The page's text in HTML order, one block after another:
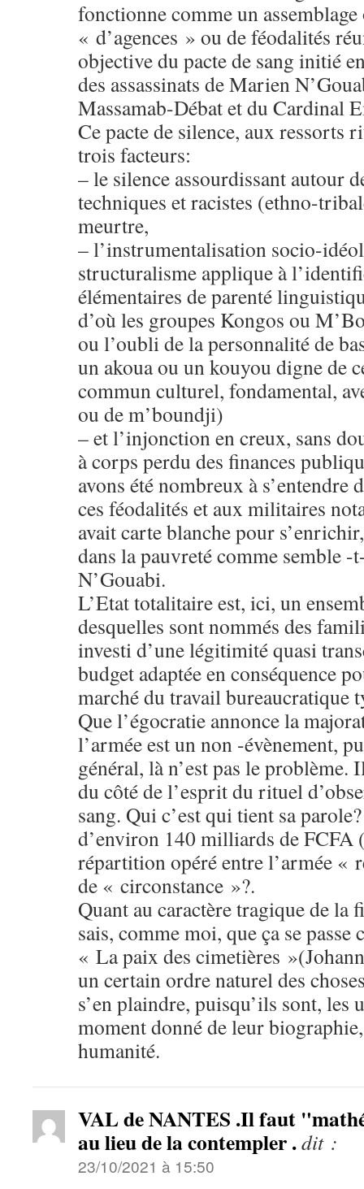
fonctionne comme un
« d’agences » ou de féodalités
objective du pacte de sang initié
des assassinats de Marien
Massamab-Débat et du Cardinal
Ce pacte de silence, aux ressorts
trois facteurs:
– le silence assourdissant autour
techniques et racistes (ethno-
meurtre,
– l’instrumentalisation socio-
structuralisme applique à
élémentaires de parenté
d’où les groupes Kongos ou
ou l’oubli de la personnalité de
un akoua ou un kouyou digne de
commun culturel, fondamental,
ou de m’boundji)
– et l’injonction en creux, sans
à corps perdu des finances
avons été nombreux à s’entendre
ces féodalités et aux militaires
avait carte blanche pour
dans la pauvreté comme semble
N’Gouabi.
L’Etat totalitaire est, ici, un
desquelles sont nommés des
investi d’une légitimité quasi
budget adaptée en conséquence
marché du travail bureaucratique
Que l’égocratie annonce la
l’armée est un non -évènement,
général, là n’est pas le problème.
du côté de l’esprit du rituel
sang. Qui c’est qui tient sa
d’environ 140 milliards de FCFA
répartition opéré entre l’armée «
de « circonstance »?.
Quant au caractère tragique de la
sais, comme moi, que ça se passe
« La paix des cimetières
un certain ordre naturel des
s’en plaindre, puisqu’ils sont, les
moment donné de leur
humanité.
VAL de NANTES .Il faut
au lieu de la contempler .dit :
23/10/2021 à 15:50